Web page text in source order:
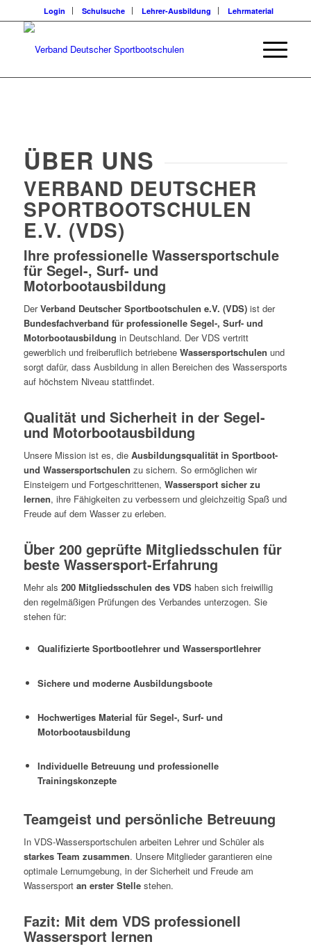
Login Schulsuche Lehrer-Ausbildung Lehrmaterial
ÜBER UNS
VERBAND DEUTSCHER
SPORTBOOTSCHULEN
E.V. (VDS)
Ihre professionelle Wassersportschule
für Segel-, Surf- und
Motorbootausbildung
DerVerband Deutscher Sportbootschulen e.V. (VDS)ist der
Bundesfachverband für professionelle Segel-, Surf- und
Motorbootausbildung in Deutschland. Der VDS vertritt
gewerblich und freiberuflich betriebene Wassersportschulen und
sorgt dafür, dass Ausbildung in allen Bereichen des Wassersports
auf höchstem Niveau stattfindet.
Qualität und Sicherheit in der Segel-
und Motorbootausbildung
Unsere Mission ist es, die Ausbildungsqualität in Sportboot-
und Wassersportschulen zu sichern. So ermöglichen wir
Einsteigern und Fortgeschrittenen, Wassersport sicher zu
lernen, ihre Fähigkeiten zu verbessern und gleichzeitig Spaß und
Freude auf dem Wasser zu erleben.
Über 200 geprüfte Mitgliedsschulen für
beste Wassersport-Erfahrung
Mehr als 200 Mitgliedsschulen des VDShaben sich freiwillig
den regelmäßigen Prüfungen des Verbandes unterzogen. Sie
stehen für:
Qualifizierte Sportbootlehrer und Wassersportlehrer
Sichere und moderne Ausbildungsboote
Hochwertiges Material für Segel-, Surf- und
Motorbootausbildung
Individuelle Betreuung und professionelle
Trainingskonzepte
Teamgeist und persönliche Betreuung
In VDS-Wassersportschulen arbeiten Lehrer und Schüler als
starkes Team zusammen. Unsere Mitglieder garantieren eine
optimale Lernumgebung, in der Sicherheit und Freude am
Wassersport an erster Stellestehen.
Fazit: Mit dem VDS professionell
Wassersport lernen